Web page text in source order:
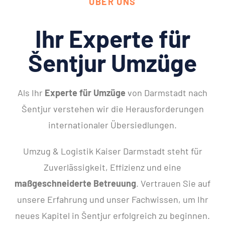
Ihr Experte für
Šentjur Umzüge
Als Ihr Experte für Umzüge von Darmstadt nach
Šentjur verstehen wir die Herausforderungen
internationaler Übersiedlungen.
Umzug & Logistik Kaiser Darmstadt steht für
Zuverlässigkeit, Effizienz und eine
maßgeschneiderte Betreuung. Vertrauen Sie auf
unsere Erfahrung und unser Fachwissen, um Ihr
neues Kapitel in Šentjur erfolgreich zu beginnen.